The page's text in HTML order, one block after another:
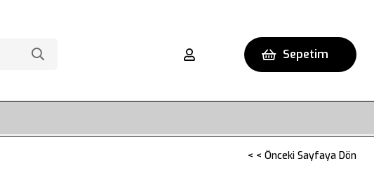
Sepetim
< < Önceki Sayfaya Dön